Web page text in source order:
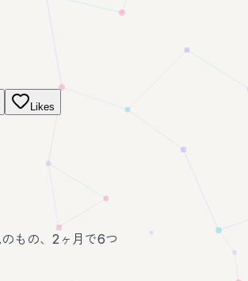
Likes
もの、2ヶ月で6つ